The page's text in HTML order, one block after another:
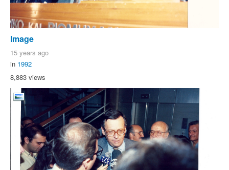
Image
15 years ago
in 1992
8,883 views